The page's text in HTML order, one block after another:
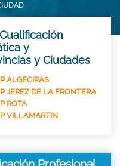
y
y Ciudades
ALGECIRAS
JEREZ DE LA FRONTERA
ROTA
VILLAMARTIN